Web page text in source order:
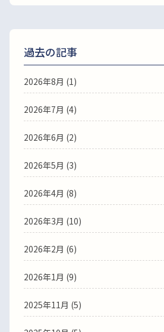
過去の記事
2026年8月 (1)
2026年7月 (4)
2026年6月 (2)
2026年5月 (3)
2026年4月 (8)
2026年3月 (10)
2026年2月 (6)
2026年1月 (9)
2025年11月 (5)